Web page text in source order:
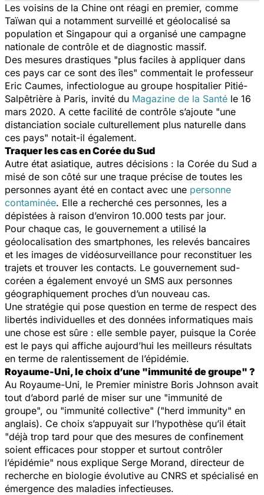
Les voisins de la Chine ont réagi en premier, comme
Taïwan qui a notamment surveillé et géolocalisé sa
population et Singapour qui a organisé une campagne
nationale de contrôle et de diagnostic massif.
Des mesures drastiques "plus faciles à appliquer dans
ces pays car ce sont des îles" commentait le professeur
Eric Caumes, infectiologue au groupe hospitalier Pitié-
Salpêtrière à Paris, invité du Magazine de la Santé le 16
mars 2020. A cette facilité de contrôle s’ajoute "une
distanciation sociale culturellement plus naturelle dans
ces pays" notait-il également.
Traquer les cas en Corée du Sud
Autre état asiatique, autres décisions : la Corée du Sud a
misé de son côté sur une traque précise de toutes les
personnes ayant été en contact avec une personne
contaminée. Elle a recherché ces personnes, les a
dépistées à raison d’environ 10.000 tests par jour.
Pour chaque cas, le gouvernement a utilisé la
géolocalisation des smartphones, les relevés bancaires
et les images de vidéosurveillance pour reconstituer les
trajets et trouver les contacts. Le gouvernement sud-
coréen a également envoyé un SMS aux personnes
géographiquement proches d’un nouveau cas.
Une stratégie qui pose question en terme de respect des
libertés individuelles et des données informatiques mais
une chose est sûre : elle semble payer, puisque la Corée
est le pays qui affiche aujourd’hui les meilleurs résultats
en terme de ralentissement de l’épidémie.
Royaume-Uni, le choix d’une "immunité de groupe" ?
Au Royaume-Uni, le Premier ministre Boris Johnson avait
tout d’abord parlé de miser sur une "immunité de
groupe", ou "immunité collective" ("herd immunity" en
anglais). Ce choix s’appuyait sur l’hypothèse qu’il était
"déjà trop tard pour que des mesures de confinement
soient efficaces pour stopper et surtout contrôler
l’épidémie" nous explique Serge Morand, directeur de
recherche en biologie évolutive au CNRS et spécialisé en
émergence des maladies infectieuses.